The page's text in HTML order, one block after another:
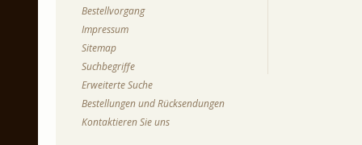
Bestellvorgang
Impressum
Sitemap
Suchbegriffe
Erweiterte Suche
Bestellungen und Rücksendungen
Kontaktieren Sie uns